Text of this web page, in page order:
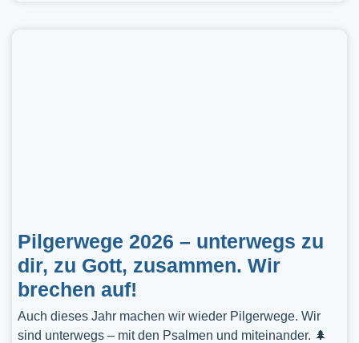
Pilgerwege 2026 – unterwegs zu
dir, zu Gott, zusammen. Wir
brechen auf!
Auch dieses Jahr machen wir wieder Pilgerwege. Wir
sind unterwegs – mit den Psalmen und miteinander. 🌲